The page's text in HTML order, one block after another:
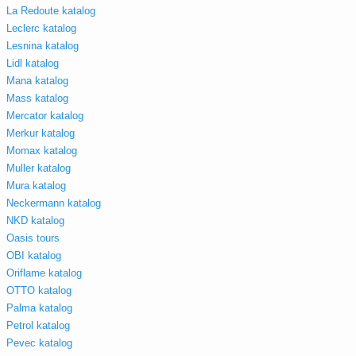
La Redoute katalog
Leclerc katalog
Lesnina katalog
Lidl katalog
Mana katalog
Mass katalog
Mercator katalog
Merkur katalog
Momax katalog
Muller katalog
Mura katalog
Neckermann katalog
NKD katalog
Oasis tours
OBI katalog
Oriflame katalog
OTTO katalog
Palma katalog
Petrol katalog
Pevec katalog